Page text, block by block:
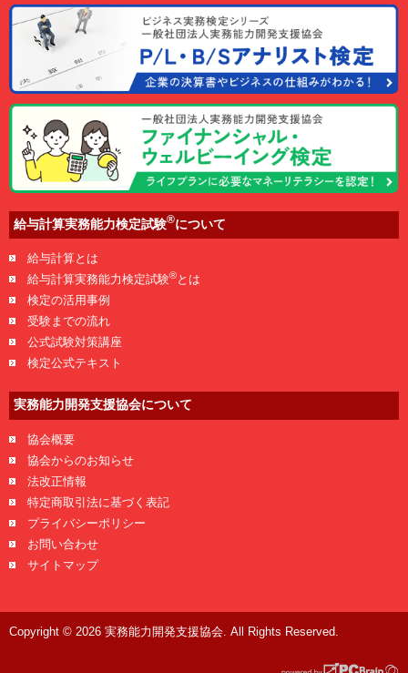
給与計算実務能力検定試験®について
給与計算とは
給与計算実務能力検定試験®とは
検定の活用事例
受験までの流れ
公式試験対策講座
検定公式テキスト
実務能力開発支援協会について
協会概要
協会からのお知らせ
法改正情報
特定商取引法に基づく表記
プライバシーポリシー
お問い合わせ
サイトマップ
Copyright © 2026 実務能力開発支援協会. All Rights Reserved.